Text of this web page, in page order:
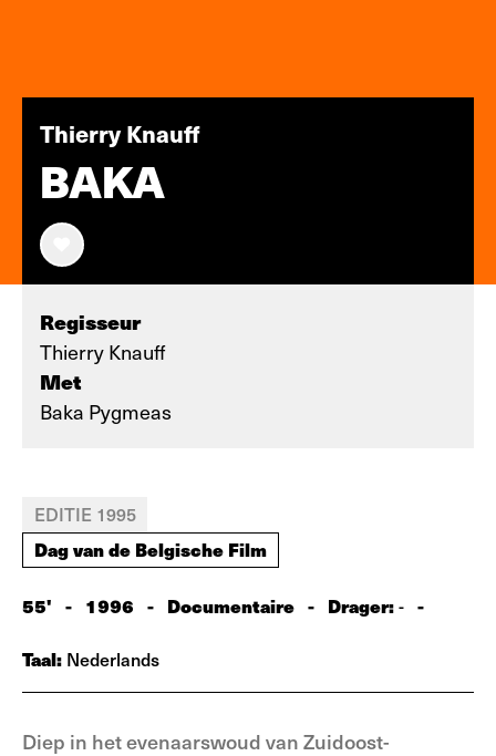
Thierry Knauff
BAKA
Regisseur
Thierry Knauff
Met
Baka Pygmeas
EDITIE 1995
Dag van de Belgische Film
55' - 1996 - Documentaire - Drager:- -
Taal: Nederlands
Diep in het evenaarswoud van Zuidoost-